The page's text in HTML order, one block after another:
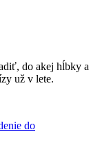
do akej hĺbky a
už v lete.